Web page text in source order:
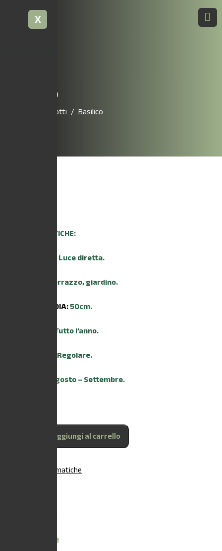
X
Basilico
Prodotti Basilico
CARATTERISTICHE:
Luce diretta.
Terrazzo, giardino.
ALTEZZA MEDIA:50cm.
Tutto l’anno.
Regolare.
Agosto – Settembre.
Aggiungi al carrello
Aromatiche
Descrizione